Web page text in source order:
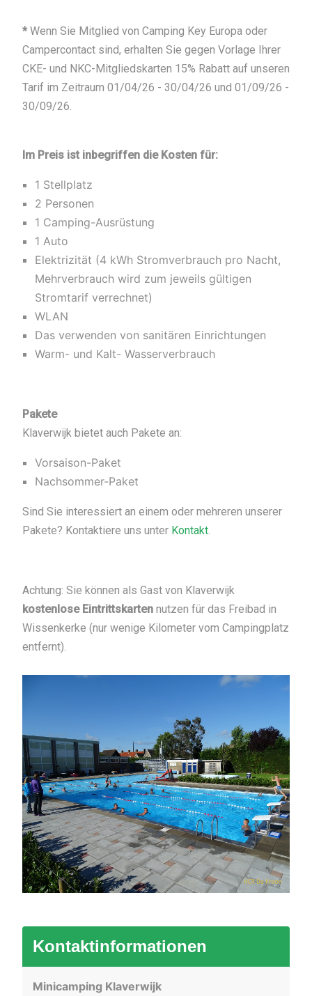
*Wenn Sie Mitglied von Camping Key Europa oder
Campercontact sind, erhalten Sie gegen Vorlage Ihrer
CKE- und NKC-Mitgliedskarten 15% Rabatt auf unseren
Tarif im Zeitraum 01/04/26 - 30/04/26 und 01/09/26 -
30/09/26.
Im Preis ist inbegriffen die Kosten für:
1 Stellplatz
2 Personen
1 Camping-Ausrüstung
1 Auto
Elektrizität (4 kWh Stromverbrauch pro Nacht,
Mehrverbrauch wird zum jeweils gültigen
Stromtarif verrechnet)
WLAN
Das verwenden von sanitären Einrichtungen
Warm- und Kalt- Wasserverbrauch
Pakete
Klaverwijk bietet auch Pakete an:
Vorsaison-Paket
Nachsommer-Paket
Sind Sie interessiert an einem oder mehreren unserer
Pakete? Kontaktiere uns unter Kontakt
Achtung: Sie können als Gast von Klaverwijk
kostenlose Eintrittskarten nutzen für das Freibad in
Wissenkerke (nur wenige Kilometer vom Campingplatz
entfernt).
Kontaktinformationen
Minicamping Klaverwijk